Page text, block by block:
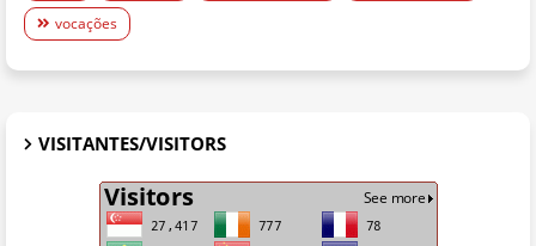
vocações
VISITANTES/VISITORS